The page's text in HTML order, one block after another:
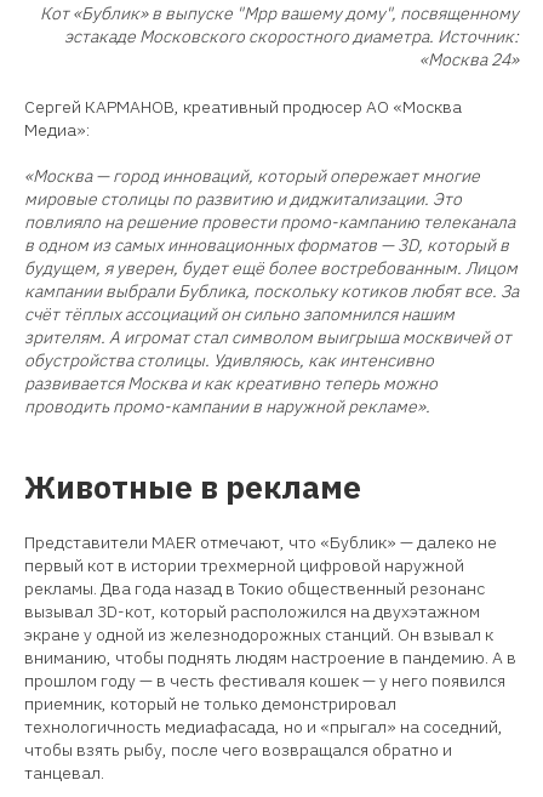
Кот «Бублик» в выпуске "Мрр вашему дому", посвященному
эстакаде Московского скоростного диаметра. Источник:
«Москва 24»
Сергей КАРМАНОВ, креативный продюсер АО «Москва
Медиа»:
«Москва — город инноваций, который опережает многие
мировые столицы по развитию и диджитализации. Это
повлияло на решение провести промо-кампанию телеканала
в одном из самых инновационных форматов — 3D, который в
будущем, я уверен, будет ещё более востребованным. Лицом
кампании выбрали Бублика, поскольку котиков любят все. За
счёт тёплых ассоциаций он сильно запомнился нашим
зрителям. А игромат стал символом выигрыша москвичей от
обустройства столицы. Удивляюсь, как интенсивно
развивается Москва и как креативно теперь можно
проводить промо-кампании в наружной рекламе».
Животные в рекламе
Представители MAER отмечают, что «Бублик» — далеко не
первый кот в истории трехмерной цифровой наружной
рекламы. Два года назад в Токио общественный резонанс
вызывал 3D-кот, который расположился на двухэтажном
экране у одной из железнодорожных станций. Он взывал к
вниманию, чтобы поднять людям настроение в пандемию. А в
прошлом году — в честь фестиваля кошек — у него появился
приемник, который не только демонстрировал
технологичность медиафасада, но и «прыгал» на соседний,
чтобы взять рыбу, после чего возвращался обратно и
танцевал.